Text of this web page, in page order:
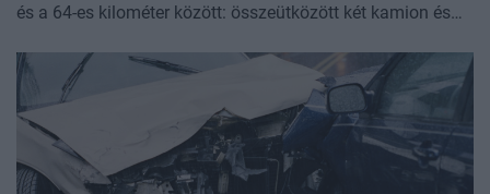
és a 64-es kilométer között: összeütközött két kamion és
tájékoztatott a rendőrség és a katasztrófavédelem. A
sztráda Hegyeshalom felé vezető oldalát lezárták a
Tatabánya centrum lehajtó előtt.